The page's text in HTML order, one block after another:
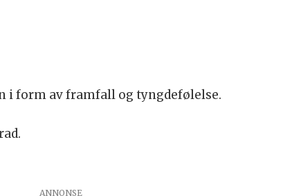
i form av framfall og tyngdefølelse.